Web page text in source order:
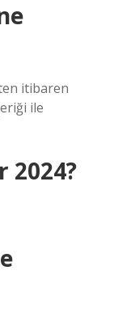
itibaren
ile
2024?